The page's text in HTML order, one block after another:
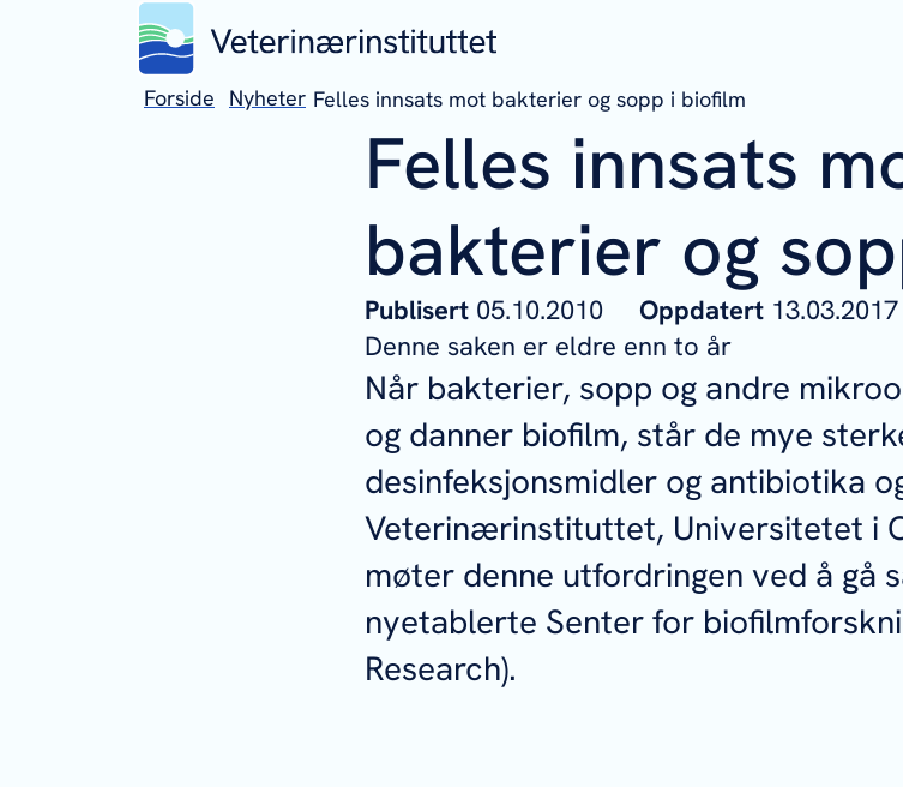
Forside Nyheter Felles innsats mot bakterier og sopp i biofilm
Felles innsats
bakterier og
Publisert 05.10.2010 Oppdatert 13.03.2017
Denne saken er eldre enn to år
Når bakterier, sopp og andre
og danner biofilm, står de mye
desinfeksjonsmidler og antibiotika
Veterinærinstituttet, Universitetet i
møter denne utfordringen ved å gå
nyetablerte Senter for
Research).